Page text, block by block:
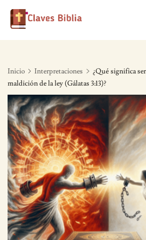
Skip
Inicio Interpretaciones
¿Qué significa
maldición de la ley (Gálatas 3:13)?